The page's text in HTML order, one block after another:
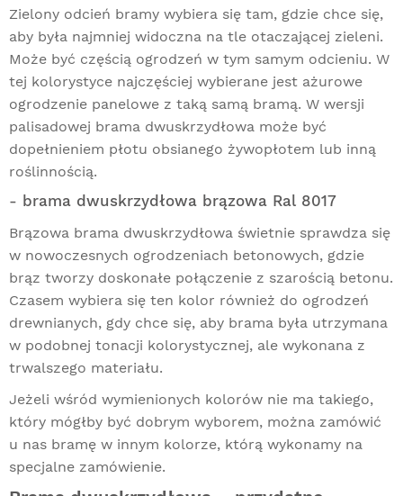
Zielony odcień bramy wybiera się tam, gdzie chce się,
aby była najmniej widoczna na tle otaczającej zieleni.
Może być częścią ogrodzeń w tym samym odcieniu. W
tej kolorystyce najczęściej wybierane jest ażurowe
ogrodzenie panelowe z taką samą bramą. W wersji
palisadowej brama dwuskrzydłowa może być
dopełnieniem płotu obsianego żywopłotem lub inną
roślinnością.
- brama dwuskrzydłowa brązowa Ral 8017
Brązowa brama dwuskrzydłowa świetnie sprawdza się
w nowoczesnych ogrodzeniach betonowych, gdzie
brąz tworzy doskonałe połączenie z szarością betonu.
Czasem wybiera się ten kolor również do ogrodzeń
drewnianych, gdy chce się, aby brama była utrzymana
w podobnej tonacji kolorystycznej, ale wykonana z
trwalszego materiału.
Jeżeli wśród wymienionych kolorów nie ma takiego,
który mógłby być dobrym wyborem, można zamówić
u nas bramę w innym kolorze, którą wykonamy na
specjalne zamówienie.